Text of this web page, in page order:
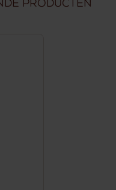
producten